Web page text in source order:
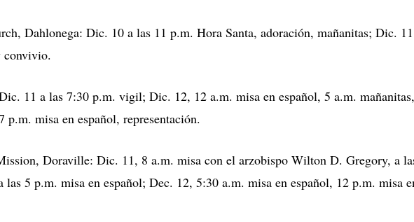
Dahlonega: Dic. 10 a las 11 p.m. Hora Santa, adoración, mañanitas; Dic.
convivio.
11 a las 7:30 p.m. vigil; Dic. 12, 12 a.m. misa en español, 5 a.m.
p.m. misa en español, representación.
Doraville: Dic. 11, 8 a.m. misa con el arzobispo Wilton D. Gregory, a
las 5 p.m. misa en español; Dec. 12, 5:30 a.m. misa en español, 12 p.m. misa